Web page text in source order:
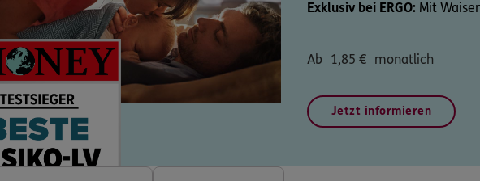
Exklusiv bei ERGO: Mit
Ab 1,85 € monatlich
Jetzt informieren